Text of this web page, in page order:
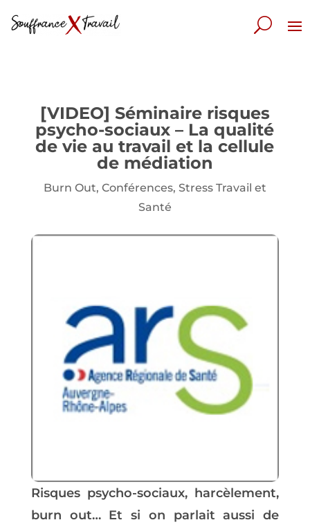
[VIDEO] Séminaire risques
psycho-sociaux – La qualité
de vie au travail et la cellule
de médiation
Burn Out, Conférences, Stress Travail et
Santé
Risques psycho-sociaux, harcèlement,
burn out… Et si on parlait aussi de